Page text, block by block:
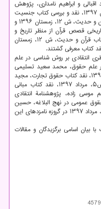
و ابراهیم نامداری، پژوهش
های زبان شناختی قرآن، ش۱۳، بهار و تابستان ۱۳۹۷، نقد و بررسی كتاب جنسیت
و زبان قرآن، راضیه كرد، فصلنامه نقدكتاب قرآن و حدیث، ش ۱۲، زمستان ۱۳۹۶ و
قصص قرآن از منظر تاریخ و
باستان شناسی، بشیر سلیمی، فصلنامه نقدكتاب قرآن و حدیث، ش ۱۲، زمستان
انتقادی بر روش شناسی در علم
علم حقوق، محمد سعید تسلیمی
و...، پژوهشنامة انتقادی متون، ش۵، مرداد ۱۳۹۷، نقد كتاب حقوق تجارت، مجید
بنایی اسكویی، پژوهشنامة انتقادی متون، ش۵، مرداد ۱۳۹۷، نقد كتاب مبانی
موسی زاده، پژوهشنامة انتقادی
بر كتاب حقوق عمومی در نهج البلاغه، حسین
جوان آراسته، پژوهشنامة انتقادی متون، ش۵، مرداد ۱۳۹۷ در گروزه نامزدهای این
بیان اسامی برگزیدگان و مقالات
4579